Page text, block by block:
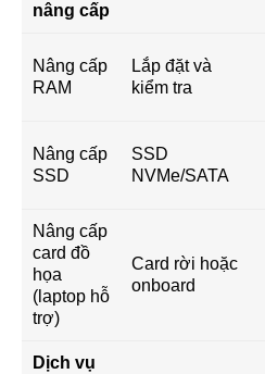
nâng cấp
Nâng cấp
RAM
Lắp đặt và
kiểm tra
Nâng cấp
SSD
SSD
NVMe/SATA
Nâng cấp
card đồ
họa
(laptop hỗ
trợ)
Card rời hoặc
onboard
Dịch vụ